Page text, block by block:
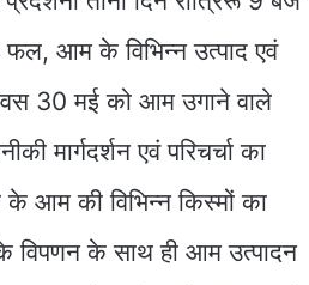
आम के विभिन्न उत्पाद एवं
30 मई को आम उगाने वाले
एवं परिचर्चा का
आम की विभिन्न किस्मों का
विपणन के साथ ही आम उत्पादन